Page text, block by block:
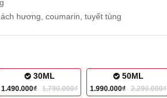
hương, coumarin, tuyết tùng
30ML
1.490.000₫ 1.790.000₫
50ML
1.990.000₫ 2.290.000₫